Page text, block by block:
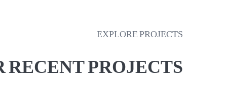
EXPLORE PROJECTS
RECENT PROJECTS